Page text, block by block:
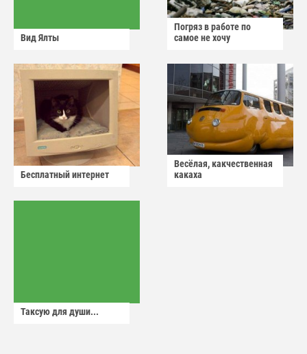
Вид Ялты
Погряз в работе по
самое не хочу
Бесплатный интернет
Весёлая, какчественная
какаха
Таксую для души...